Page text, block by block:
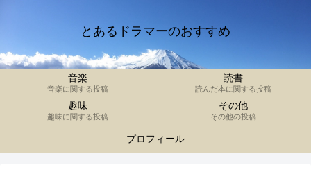
とあるドラマーのおすすめ
音楽
音楽に関する投稿
読書
読んだ本に関する投稿
趣味
趣味に関する投稿
その他
その他の投稿
プロフィール